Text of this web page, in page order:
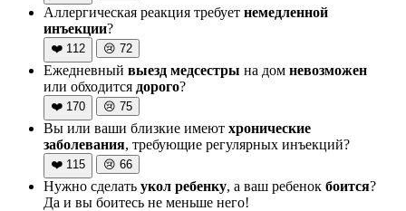
Аллергическая реакция требует немедленной
инъекции?
❤️ 112 😢 72
Ежедневный выезд медсестры на дом невозможен
или обходится дорого?
❤️ 170 😢 75
Вы или ваши близкие имеют хронические
заболевания, требующие регулярных инъекций?
❤️ 115 😢 66
Нужно сделать укол ребенку, а ваш ребенок боится?
Да и вы боитесь не меньше него!